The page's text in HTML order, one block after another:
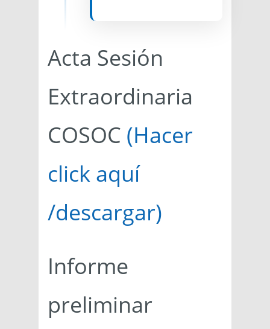
Acta Sesión
Extraordinaria
COSOC (Hacer
click aquí
/descargar)
Informe
preliminar